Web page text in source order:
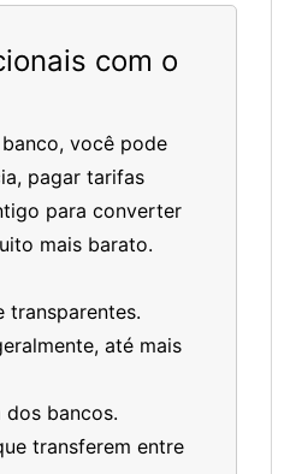
com o
você pode
pagar tarifas
para converter
mais barato.
transparentes.
até mais
bancos.
transferem entre